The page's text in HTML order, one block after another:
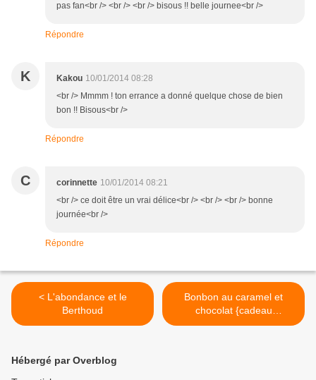
pas fan<br /> <br /> <br /> bisous !! belle journee<br />
Répondre
K Kakou 10/01/2014 08:28
<br /> Mmmm ! ton errance a donné quelque chose de bien
bon !! Bisous<br />
Répondre
C corinnette 10/01/2014 08:21
<br /> ce doit être un vrai délice<br /> <br /> <br /> bonne
journée<br />
Répondre
< L'abondance et le
Berthoud
Bonbon au caramel et
chocolat {cadeau
gourmand} >
Hébergé par Overblog